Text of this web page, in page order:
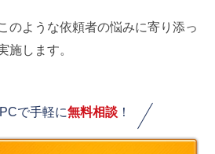
のような依頼者の悩みに寄り添っ
施します。
で手軽に無料相談！